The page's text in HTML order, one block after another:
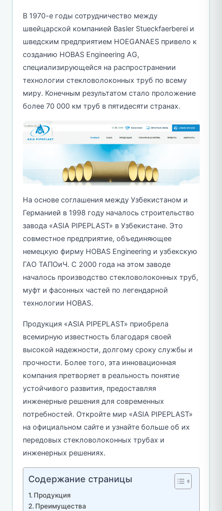
В 1970-е годы сотрудничество между
швейцарской компанией Basler Stueckfaerberei и
шведским предприятием HOEGANAES привело к
созданию HOBAS Engineering AG,
специализирующейся на распространении
технологии стекловолоконных труб по всему
миру. Конечным результатом стало проложение
более 70 000 км труб в пятидесяти странах.
На основе соглашения между Узбекистаном и
Германией в 1998 году началось строительство
завода «ASIA PIPEPLAST» в Узбекистане. Это
совместное предприятие, объединяющее
немецкую фирму HOBAS Engineering и узбекскую
ГАО ТАПОиЧ. С 2000 года на этом заводе
началось производство стекловолоконных труб,
муфт и фасонных частей по легендарной
технологии HOBAS.
Продукция «ASIA PIPEPLAST» приобрела
всемирную известность благодаря своей
высокой надежности, долгому сроку службы и
прочности. Более того, эта инновационная
компания претворяет в реальность понятие
устойчивого развития, предоставляя
инженерные решения для современных
потребностей. Откройте мир «ASIA PIPEPLAST»
на официальном сайте и узнайте больше об их
передовых стекловолоконных трубах и
инженерных решениях.
Содержание страницы
Продукция
Преимущества